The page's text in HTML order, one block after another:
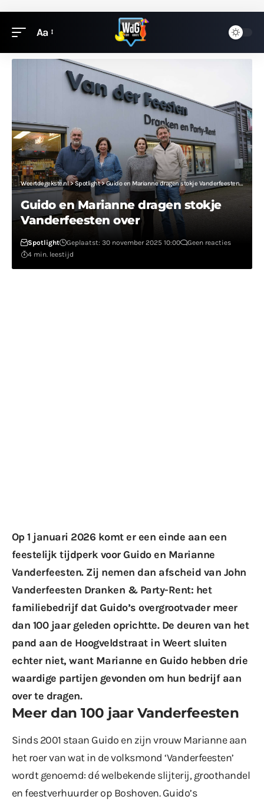
Aa
Weertdegekste.nl>Spotlight>Guido en Marianne dragen stokje Vanderfeesten over
Guido en Marianne dragen stokje
Vanderfeesten over
Spotlight Geplaatst: 30 november 2025 10:00
Geen reacties
4 min. leestijd
Op 1 januari 2026 komt er een einde aan een
feestelijk tijdperk voor Guido en Marianne
Vanderfeesten. Zij nemen dan afscheid van John
Vanderfeesten Dranken & Party-Rent: het
familiebedrijf dat Guido’s overgrootvader meer
dan 100 jaar geleden oprichtte. De deuren van het
pand aan de Hoogveldstraat in Weert sluiten
echter niet, want Marianne en Guido hebben drie
waardige partijen gevonden om hun bedrijf aan
over te dragen.
Meer dan 100 jaar Vanderfeesten
Sinds 2001 staan Guido en zijn vrouw Marianne aan
het roer van wat in de volksmond ‘Vanderfeesten’
wordt genoemd: dé welbekende slijterij, groothandel
en feestverhuurder op Boshoven. Guido’s